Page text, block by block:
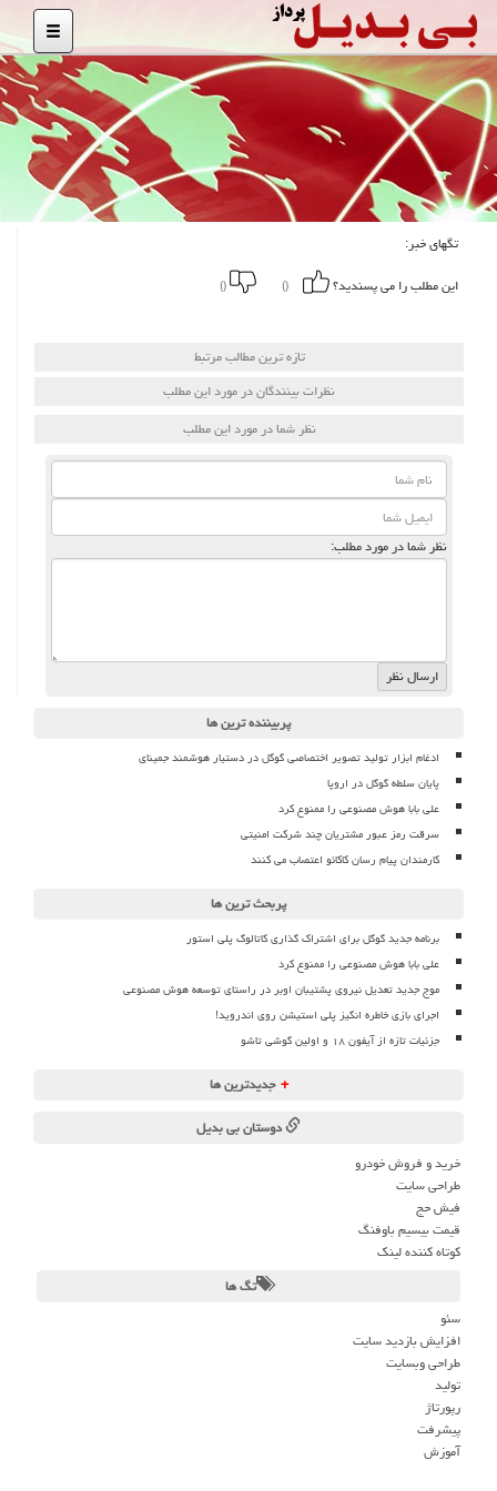
تگهای خبر:
این مطلب را می پسندید؟
()
()
تازه ترین مطالب مرتبط
نظرات بینندگان در مورد این مطلب
نظر شما در مورد این مطلب
نظر شما در مورد مطلب:
پربیننده ترین ها
ادغام ابزار تولید تصویر اختصاصی گوگل در دستیار هوشمند جمینای
پایان سلطه گوگل در اروپا
علی بابا هوش مصنوعی را ممنوع کرد
سرقت رمز عبور مشتریان چند شرکت امنیتی
کارمندان پیام رسان کاکائو اعتصاب می کنند
پربحث ترین ها
برنامه جدید گوگل برای اشتراک گذاری کاتالوگ پلی استور
علی بابا هوش مصنوعی را ممنوع کرد
موج جدید تعدیل نیروی پشتیبان اوبر در راستای توسعه هوش مصنوعی
اجرای بازی خاطره انگیز پلی استیشن روی اندروید!
جزئیات تازه از آیفون ۱۸ و اولین گوشی تاشو
+ جدیدترین ها
دوستان بی بدیل
خرید و فروش خودرو
طراحی سایت
فیش حج
قیمت بیسیم باوفنگ
کوتاه کننده لینک
تگ ها
سئو
افزایش بازدید سایت
طراحی وبسایت
تولید
رپورتاژ
پیشرفت
آموزش